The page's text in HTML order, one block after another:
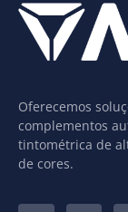
Oferecemos
complementos
tintométrica de
de cores.